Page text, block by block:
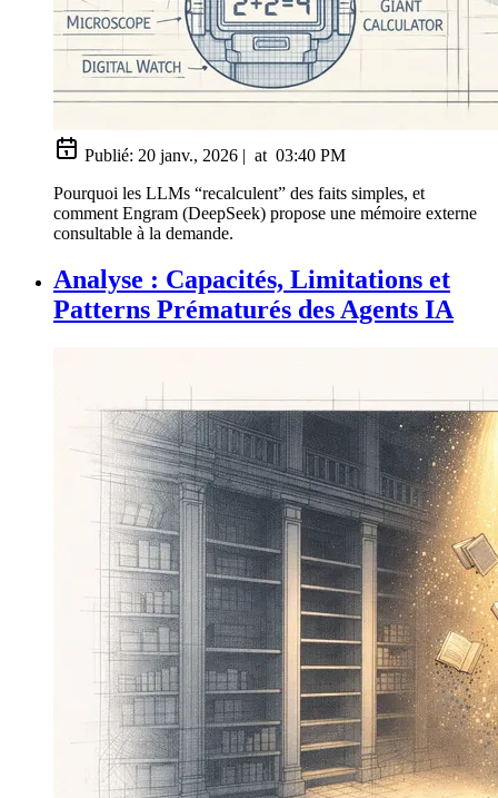
Publié: 20 janv., 2026 | at 03:40 PM
Pourquoi les LLMs “recalculent” des faits simples, et
comment Engram (DeepSeek) propose une mémoire externe
consultable à la demande.
Analyse : Capacités, Limitations et
Patterns Prématurés des Agents IA